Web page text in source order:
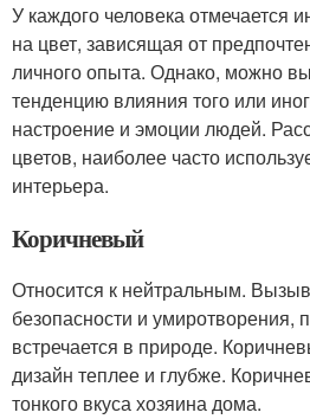
У каждого человека отмечается
на цвет, зависящая от
личного опыта. Однако, можно
тенденцию влияния того или
настроение и эмоции людей.
цветов, наиболее часто
интерьера.
Коричневый
Относится к нейтральным.
безопасности и умиротворения,
встречается в природе.
дизайн теплее и глубже.
тонкого вкуса хозяина дома.